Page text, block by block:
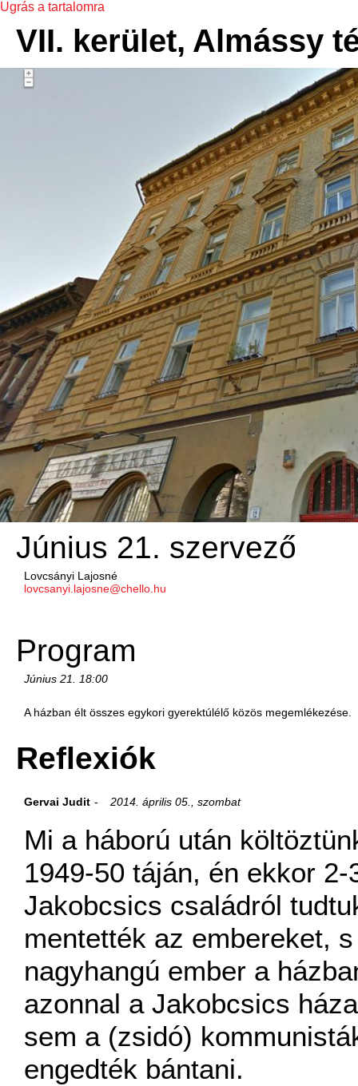
Ugrás a tartalomra
VII. kerület, Almássy
Június 21. szervező
Lovcsányi Lajosné
lovcsanyi.lajosne@chello.hu
Program
Június 21. 18:00
A házban élt összes egykori gyerektúlélő közös megemlékezése.
Reflexiók
Gervai Judit 2014. április 05., szombat
Mi a háború után
1949-50 táján, én ekkor
Jakobcsics családról
mentették az embereket,
nagyhangú ember a
azonnal a Jakobcsics
sem a (zsidó)
engedték bántani.